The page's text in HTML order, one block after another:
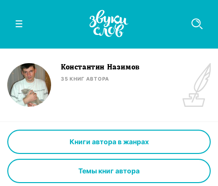
Константин Назимов
35 КНИГ АВТОРА
Книги автора в жанрах
Темы книг автора